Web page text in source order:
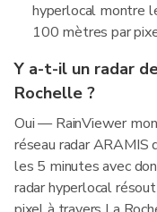
hyperlocal montre
100 mètres par
Y a-t-il un radar
Rochelle ?
Oui — RainViewer
réseau radar ARAMIS
les 5 minutes avec
radar hyperlocal